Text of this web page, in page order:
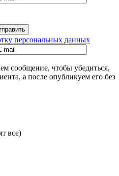
персональных данных
сообщение, чтобы убедиться,
а после опубликуем его без
все)